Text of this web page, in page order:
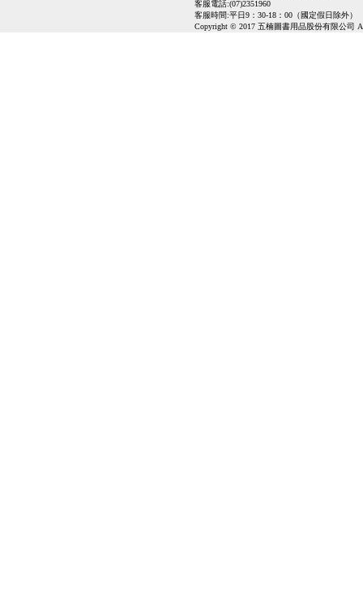
客服電話:(07)2351960
客服時間:平日9：30-18：00（國定假日除外）
Copyright © 2017 五楠圖書用品股份有限公司